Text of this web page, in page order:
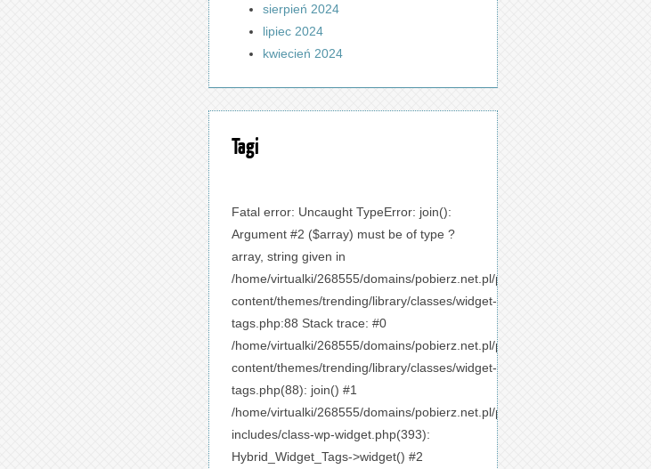
sierpień 2024
lipiec 2024
kwiecień 2024
Tagi
Fatal error: Uncaught TypeError: join():
Argument #2 ($array) must be of type ?
array, string given in
/home/virtualki/268555/domains/pobierz.net.pl/public_html/wp-
content/themes/trending/library/classes/widget-
tags.php:88 Stack trace: #0
/home/virtualki/268555/domains/pobierz.net.pl/public_html/wp-
content/themes/trending/library/classes/widget-
tags.php(88): join() #1
/home/virtualki/268555/domains/pobierz.net.pl/public_html/wp-
includes/class-wp-widget.php(393):
Hybrid_Widget_Tags->widget() #2